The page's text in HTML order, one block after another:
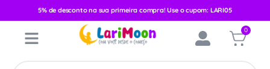
5% de desconto na sua primeira compra! Use o cupom: LARI05
0
Calçados Femininos/
/ Babuche
Infantil Keto Feminino Rosa/Love 036004-6